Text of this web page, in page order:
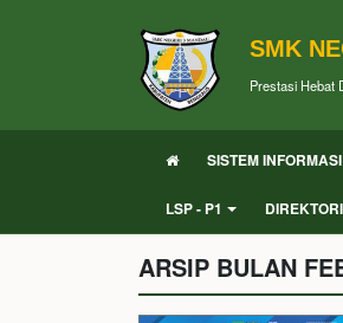
SMK
Prestasi Hebat
SISTEM
LSP - P1 DIREKTORI
ARSIP BULAN